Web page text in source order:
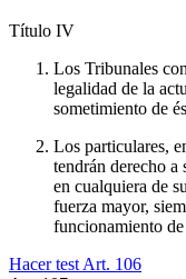
Título IV
Los Tribunales
legalidad de la
sometimiento de
Los particulares,
tendrán derecho a
en cualquiera de
fuerza mayor,
funcionamiento
Hacer test Art. 106